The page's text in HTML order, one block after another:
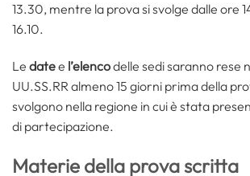
13.30, mentre la prova si svolge dalle ore
16.10.
Le datee l’elencodelle sedi saranno rese
UU.SS.RR almeno 15 giorni prima della
svolgono nella regione in cui è stata
di partecipazione.
Materie della prova scritta